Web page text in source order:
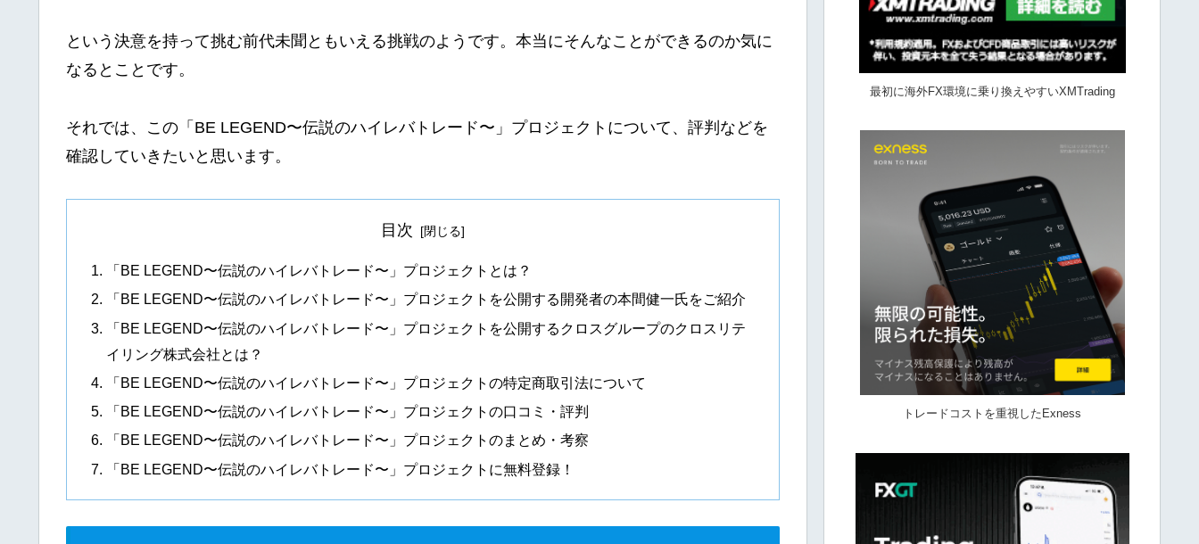
という決意を持って挑む前代未聞ともいえる挑戦のようです。本当にそんなことができるのか気に
なるとことです。
それでは、この「BE LEGEND〜伝説のハイレバトレード〜」プロジェクトについて、評判などを
確認していきたいと思います。
目次
「BE LEGEND〜伝説のハイレバトレード〜」プロジェクトとは？
「BE LEGEND〜伝説のハイレバトレード〜」プロジェクトを公開する開発者の本間健一氏をご紹介
「BE LEGEND〜伝説のハイレバトレード〜」プロジェクトを公開するクロスグループのクロスリテ
イリング株式会社とは？
「BE LEGEND〜伝説のハイレバトレード〜」プロジェクトの特定商取引法について
「BE LEGEND〜伝説のハイレバトレード〜」プロジェクトの口コミ・評判
「BE LEGEND〜伝説のハイレバトレード〜」プロジェクトのまとめ・考察
「BE LEGEND〜伝説のハイレバトレード〜」プロジェクトに無料登録！
最初に海外FX環境に乗り換えやすいXMTrading
トレードコストを重視したExness